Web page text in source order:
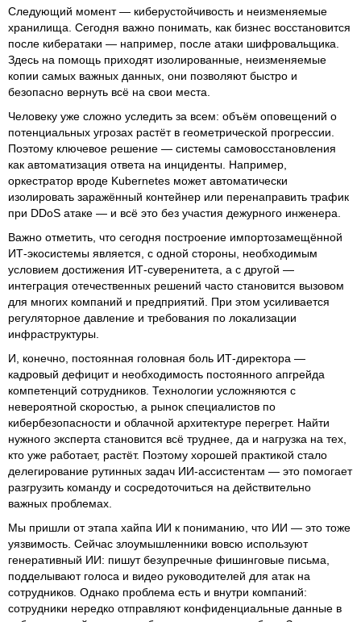
Следующий момент — киберустойчивость и неизменяемые
хранилища. Сегодня важно понимать, как бизнес восстановится
после кибератаки — например, после атаки шифровальщика.
Здесь на помощь приходят изолированные, неизменяемые
копии самых важных данных, они позволяют быстро и
безопасно вернуть всё на свои места.
Человеку уже сложно уследить за всем: объём оповещений о
потенциальных угрозах растёт в геометрической прогрессии.
Поэтому ключевое решение — системы самовосстановления
как автоматизация ответа на инциденты. Например,
оркестратор вроде Kubernetes может автоматически
изолировать заражённый контейнер или перенаправить трафик
при DDoS атаке — и всё это без участия дежурного инженера.
Важно отметить, что сегодня построение импортозамещённой
ИТ-экосистемы является, с одной стороны, необходимым
условием достижения ИТ-суверенитета, а с другой —
интеграция отечественных решений часто становится вызовом
для многих компаний и предприятий. При этом усиливается
регуляторное давление и требования по локализации
инфраструктуры.
И, конечно, постоянная головная боль ИТ-директора —
кадровый дефицит и необходимость постоянного апгрейда
компетенций сотрудников. Технологии усложняются с
невероятной скоростью, а рынок специалистов по
кибербезопасности и облачной архитектуре перегрет. Найти
нужного эксперта становится всё труднее, да и нагрузка на тех,
кто уже работает, растёт. Поэтому хорошей практикой стало
делегирование рутинных задач ИИ-ассистентам — это помогает
разгрузить команду и сосредоточиться на действительно
важных проблемах.
Мы пришли от этапа хайпа ИИ к пониманию, что ИИ — это тоже
уязвимость. Сейчас злоумышленники вовсю используют
генеративный ИИ: пишут безупречные фишинговые письма,
подделывают голоса и видео руководителей для атак на
сотрудников. Однако проблема есть и внутри компаний:
сотрудники нередко отправляют конфиденциальные данные в